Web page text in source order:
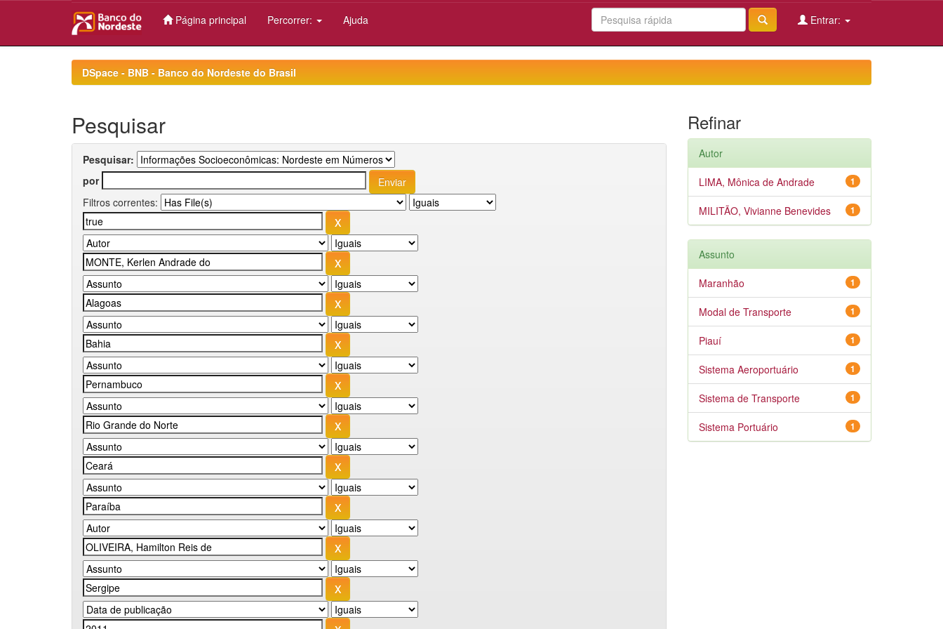
Página principal Percorrer: Ajuda Entrar:
DSpace - BNB - Banco do Nordeste do Brasil
Pesquisar
Pesquisar:
por
Filtros correntes:
Refinar
Autor
1
LIMA, Mônica de Andrade
1
MILITÃO, Vivianne Benevides
Assunto
1
Maranhão
1
Modal de Transporte
1
Piauí
1
Sistema Aeroportuário
1
Sistema de Transporte
1
Sistema Portuário